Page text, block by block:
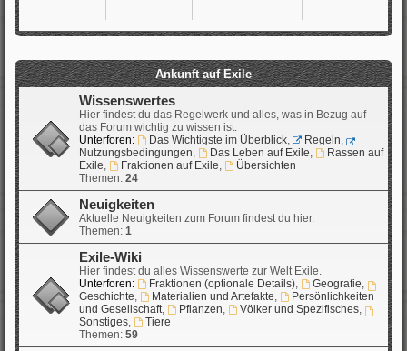
Ankunft auf Exile
Wissenswertes
Hier findest du das Regelwerk und alles, was in Bezug auf
das Forum wichtig zu wissen ist.
Unterforen:
Das Wichtigste im Überblick, Regeln,
Nutzungsbedingungen, Das Leben auf Exile,
Rassen auf
Exile, Fraktionen auf Exile,
Übersichten
Themen: 24
Neuigkeiten
Aktuelle Neuigkeiten zum Forum findest du hier.
Themen: 1
Exile-Wiki
Hier findest du alles Wissenswerte zur Welt Exile.
Unterforen:
Fraktionen (optionale Details), Geografie,
Geschichte, Materialien und Artefakte,
Persönlichkeiten
und Gesellschaft, Pflanzen, Völker und Spezifisches,
Sonstiges,
Tiere
Themen: 59